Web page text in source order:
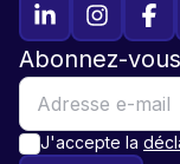
Abonnez-
J'accepte la